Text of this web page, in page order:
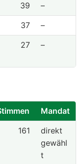
39
–
37
–
27 –
Mandat
161
direkt
gewähl
t